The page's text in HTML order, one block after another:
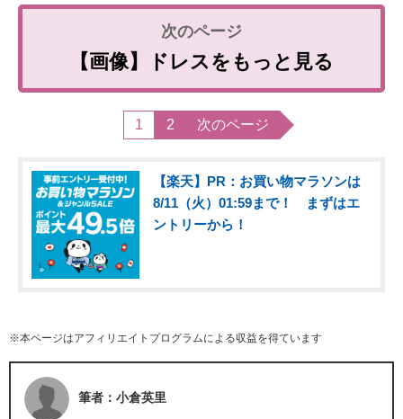
【画像】ドレスをもっと見る
1 2 次のページ
【楽天】PR：お買い物マラソンは
8/11（火）01:59まで！ まずはエ
ントリーから！
※本ページはアフィリエイトプログラムによる収益を得ています
筆者：小倉英里